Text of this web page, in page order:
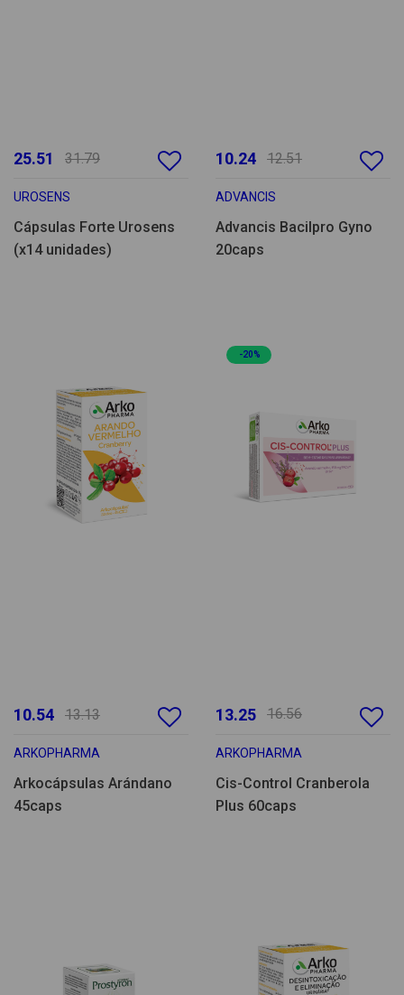
25.51 31.79
UROSENS
Cápsulas Forte Urosens
(x14 unidades)
10.24 12.51
ADVANCIS
Advancis Bacilpro Gyno
20caps
10.54 13.13
ARKOPHARMA
Arkocápsulas Arándano
45caps
-20%
13.25 16.56
ARKOPHARMA
Cis-Control Cranberola
Plus 60caps